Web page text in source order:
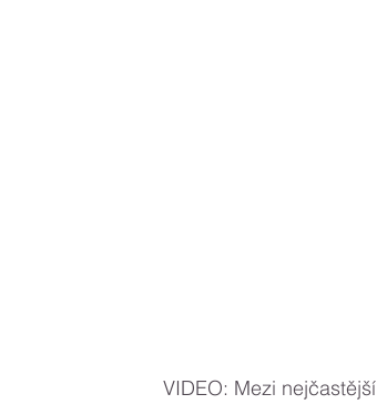
VIDEO: Mezi nejčastější